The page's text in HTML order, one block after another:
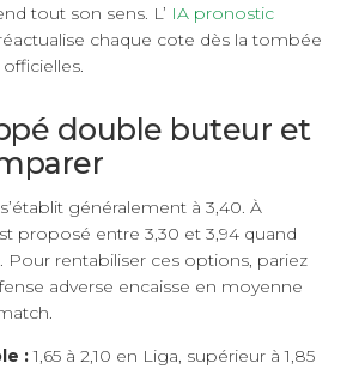
tout son sens. L’ IA pronostic
chaque cote dès la tombée
double buteur et
généralement à 3,40. À
proposé entre 3,30 et 3,94 quand
Pour rentabiliser ces options, pariez
adverse encaisse en moyenne
:1,65 à 2,10 en Liga, supérieur à 1,85